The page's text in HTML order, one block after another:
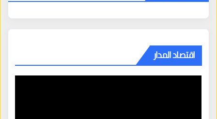
اقتصاد المدار